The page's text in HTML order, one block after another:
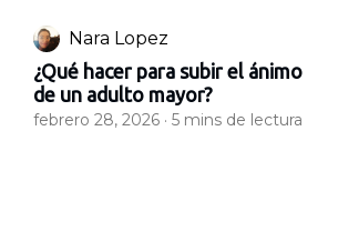
Nara Lopez
¿Qué hacer para subir el ánimo
de un adulto mayor?
febrero 28, 2026 · 5 mins de lectura